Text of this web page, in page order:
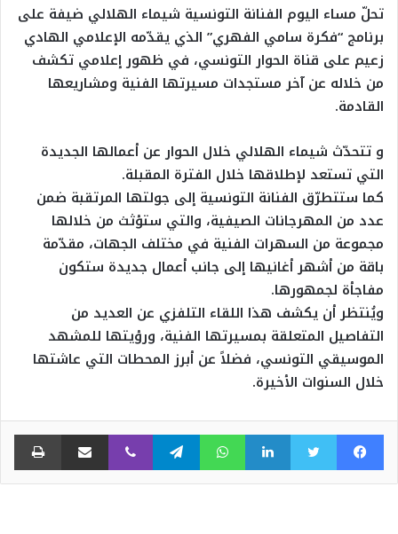
تحلّ مساء اليوم الفنانة التونسية شيماء الهلالي ضيفة على
برنامج “فكرة سامي الفهري” الذي يقدّمه الإعلامي الهادي
زعيم على قناة الحوار التونسي، في ظهور إعلامي تكشف
من خلاله عن آخر مستجدات مسيرتها الفنية ومشاريعها
القادمة.
و تتحدّث شيماء الهلالي خلال الحوار عن أعمالها الجديدة
التي تستعد لإطلاقها خلال الفترة المقبلة.
كما ستتطرّق الفنانة التونسية إلى جولتها المرتقبة ضمن
عدد من المهرجانات الصيفية، والتي ستؤثث من خلالها
مجموعة من السهرات الفنية في مختلف الجهات، مقدّمة
باقة من أشهر أغانيها إلى جانب أعمال جديدة ستكون
مفاجأة لجمهورها.
ويُنتظر أن يكشف هذا اللقاء التلفزي عن العديد من
التفاصيل المتعلقة بمسيرتها الفنية، ورؤيتها للمشهد
الموسيقي التونسي، فضلاً عن أبرز المحطات التي عاشتها
خلال السنوات الأخيرة.
فيسبوكتويتر لينكدإنواتساب تيلقرام ڤايبر مشاركة عبر البريد